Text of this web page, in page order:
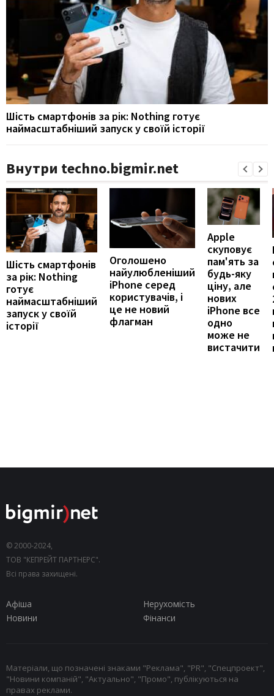
Шість смартфонів за рік: Nothing готує
наймасштабніший запуск у своїй історії
Внутри techno.bigmir.net
Шість смартфонів
за рік: Nothing
готує
наймасштабніший
запуск у своїй
історії
Оголошено
найулюбленіший
iPhone серед
користувачів, і
це не новий
флагман
Apple
скуповує
пам'ять за
будь-яку
ціну, але
нових
iPhone все
одно
може не
вистачити
© 2000-2024,
ТОВ "КЕПРЕЙТ ПАРТНЕРС".
Всі права захищені.
Афіша
Нерухомість
Новини
Фінанси
Матеріали, що позначені знаками "Реклама", "PR", "Спецпроект",
"Новини компаній", "Актуально", "Промо", публікуються на
правах реклами.